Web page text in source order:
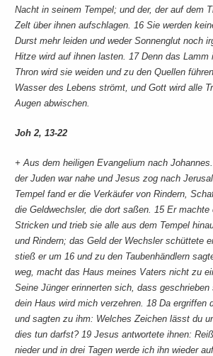
Nacht in seinem Tempel; und der, der auf dem
Zelt über ihnen aufschlagen. 16 Sie werden
Durst mehr leiden und weder Sonnenglut noch
Hitze wird auf ihnen lasten. 17 Denn das Lamm
Thron wird sie weiden und zu den Quellen
Wasser des Lebens strömt, und Gott wird alle
Augen abwischen.
Joh 2, 13-22
+ Aus dem heiligen Evangelium nach
der Juden war nahe und Jesus zog nach
Tempel fand er die Verkäufer von Rindern,
die Geldwechsler, die dort saßen. 15 Er machte
Stricken und trieb sie alle aus dem Tempel
und Rindern; das Geld der Wechsler schüttete
stieß er um 16 und zu den Taubenhändlern
weg, macht das Haus meines Vaters nicht zu
Seine Jünger erinnerten sich, dass
dein Haus wird mich verzehren. 18 Da ergriffen
und sagten zu ihm: Welches Zeichen lässt du
dies tun darfst? 19 Jesus antwortete ihnen:
nieder und in drei Tagen werde ich ihn wieder